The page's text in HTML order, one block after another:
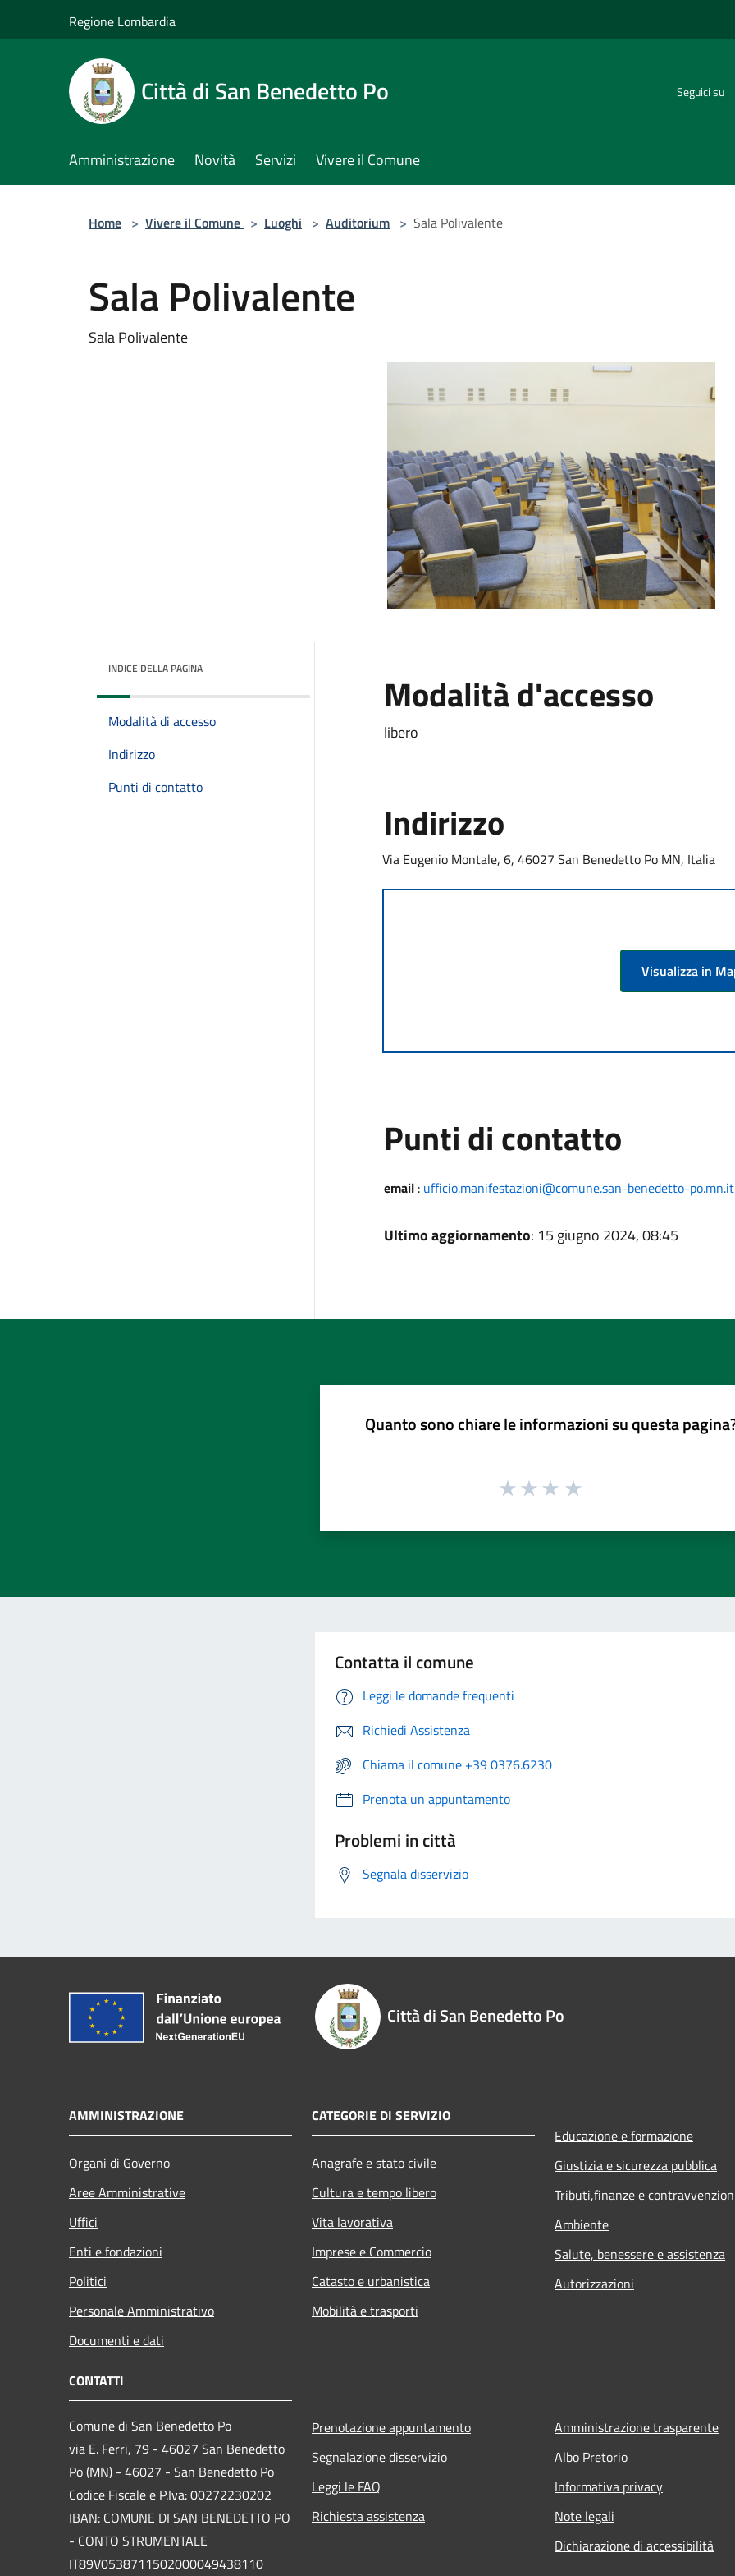
Regione Lombardia
Città di San Benedetto Po Seguici su
Amministrazione Novità Servizi Vivere il Comune
Home > Vivere il Comune > Luoghi > Auditorium > Sala Polivalente
Sala Polivalente
Sala Polivalente
INDICE DELLA PAGINA
Modalità di accesso
Indirizzo
Punti di contatto
Modalità d'accesso
libero
Indirizzo
Via Eugenio Montale, 6, 46027 San Benedetto Po MN, Italia
Visualizza in
Punti di contatto
email: ufficio.manifestazioni@comune.san-benedetto-po.mn.it
Ultimo aggiornamento: 15 giugno 2024, 08:45
Quanto sono chiare le informazioni su questa
Contatta il comune
Leggi le domande frequenti
Richiedi Assistenza
Chiama il comune +39 0376.6230
Prenota un appuntamento
Problemi in città
Segnala disservizio
Città di San Benedetto Po
AMMINISTRAZIONE
Organi di Governo
Aree Amministrative
Uffici
Enti e fondazioni
Politici
Personale Amministrativo
Documenti e dati
CATEGORIE DI SERVIZIO
Anagrafe e stato civile
Cultura e tempo libero
Vita lavorativa
Imprese e Commercio
Catasto e urbanistica
Mobilità e trasporti
Educazione e formazione
Giustizia e sicurezza pubblica
Tributi,finanze e
Ambiente
Salute, benessere e assistenza
Autorizzazioni
CONTATTI
Comune di San Benedetto Po
via E. Ferri, 79 - 46027 San Benedetto
Po (MN) - 46027 - San Benedetto Po
Codice Fiscale e P.Iva: 00272230202
IBAN: COMUNE DI SAN BENEDETTO PO
- CONTO STRUMENTALE
IT89V0538711502000049438110
Prenotazione appuntamento
Segnalazione disservizio
Leggi le FAQ
Richiesta assistenza
Amministrazione trasparente
Albo Pretorio
Informativa privacy
Note legali
Dichiarazione di accessibilità